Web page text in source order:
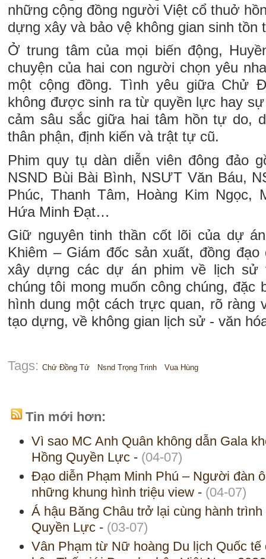
những cộng đồng người Việt cổ thuở
dựng xây và bảo vệ không gian sinh tồn
Ở trung tâm của mọi biến động,
chuyện của hai con người chọn yêu
một cộng đồng. Tình yêu giữa Chử
không được sinh ra từ quyền lực hay
cảm sâu sắc giữa hai tâm hồn tự do,
thân phận, định kiến và trật tự cũ.
Phim quy tụ dàn diễn viên đông đảo
NSND Bùi Bài Bình, NSƯT Văn Báu,
Phúc, Thanh Tâm, Hoàng Kim Ngọc,
Hứa Minh Đạt…
Giữ nguyên tinh thần cốt lõi của dự
Khiêm – Giám đốc sản xuất, đồng đạo
xây dựng các dự án phim về lịch sử
chúng tôi mong muốn công chúng, đặc
hình dung một cách trực quan, rõ ràng
tạo dựng, về không gian lịch sử - văn
Tags: Chử Đồng Tử Nsnd Trọng Trinh Vua Hùng
Tin mới hơn:
Vì sao MC Anh Quân không dẫn Gala
Hồng Quyền Lực - (04-07)
Đạo diễn Phạm Minh Phú – Người đàn
những khung hình triệu view - (04-07)
Á hậu Băng Châu trở lại cùng hành
Quyền Lực - (03-07)
Vân Phạm từ Nữ hoàng Du lịch Quốc